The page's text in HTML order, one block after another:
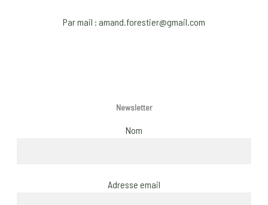
Par mail : amand.forestier@gmail.com
Newsletter
Nom
Adresse email